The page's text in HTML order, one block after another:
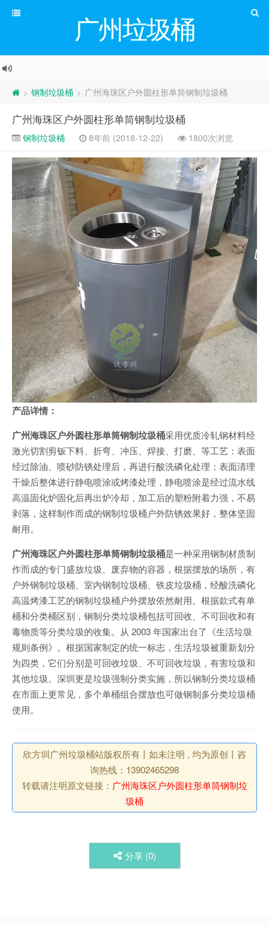
广州垃圾桶
> 钢制垃圾桶 > 广州海珠区户外圆柱形单筒钢制垃圾桶
广州海珠区户外圆柱形单筒钢制垃圾桶
钢制垃圾桶 8年前 (2018-12-22) 1800次浏览
产品详情：
广州海珠区户外圆柱形单筒钢制垃圾桶采用优质冷轧钢材料经
激光切割剪钣下料、折弯、冲压、焊接、打磨、等工艺：表面
经过除油、喷砂防锈处理后，再进行酸洗磷化处理；表面清理
干燥后整体进行静电喷涂或烤漆处理，静电喷涂是经过流水线
高温固化炉固化后再出炉冷却，加工后的塑粉附着力强，不易
剥落，这样制作而成的钢制垃圾桶户外防锈效果好，整体坚固
耐用。
广州海珠区户外圆柱形单筒钢制垃圾桶是一种采用钢制材质制
作而成的专门盛放垃圾、废弃物的容器，根据摆放的场所，有
户外钢制垃圾桶、室内钢制垃圾桶、铁皮垃圾桶，经酸洗磷化
高温烤漆工艺的钢制垃圾桶户外摆放依然耐用。根据款式有单
桶和分类桶区别，钢制分类垃圾桶包括可回收、不可回收和有
毒物质等分类垃圾的收集。从 2003 年国家出台了《生活垃圾
规则条例》。根据国家制定的统一标志，生活垃圾被重新划分
为四类，它们分别是可回收垃圾、不可回收垃圾，有害垃圾和
其他垃圾。深圳更是垃圾强制分类实施，所以钢制分类垃圾桶
在市面上更常见，多个单桶组合摆放也可做钢制多分类垃圾桶
使用。
欣方圳广州垃圾桶站版权所有丨如未注明 , 均为原创丨咨
询热线：13902465298
转载请注明原文链接： 广州海珠区户外圆柱形单筒钢制垃
圾桶
分享 (0)